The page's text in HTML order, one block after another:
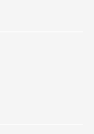
as the rules